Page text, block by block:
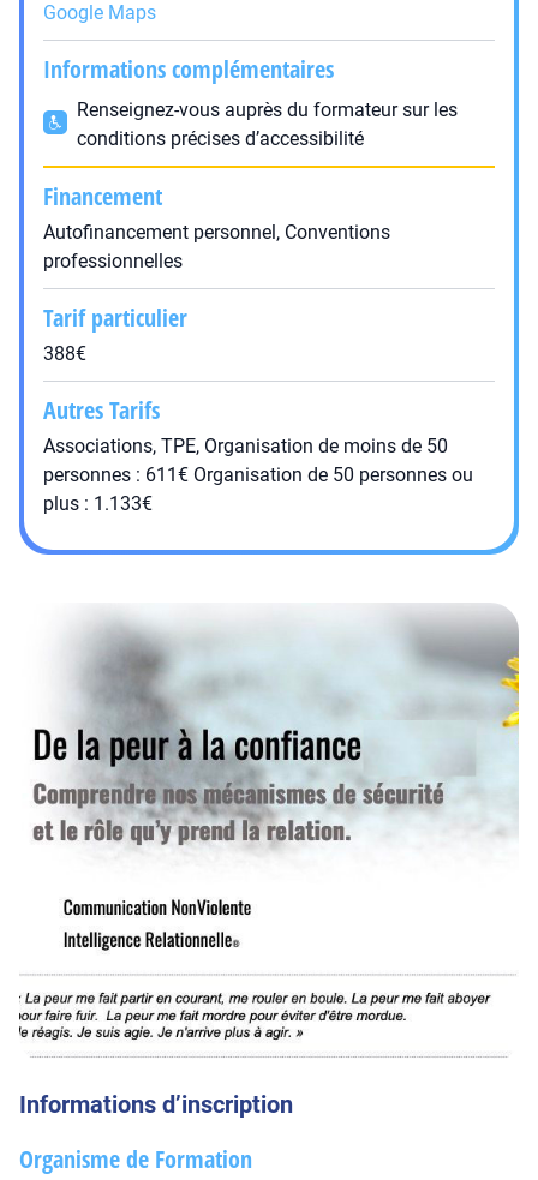
Google Maps
Informations complémentaires
Renseignez-vous auprès du formateur sur les
conditions précises d’accessibilité
Financement
Autofinancement personnel, Conventions
professionnelles
Tarif particulier
388€
Autres Tarifs
Associations, TPE, Organisation de moins de 50
personnes : 611€ Organisation de 50 personnes ou
plus : 1.133€
Informations d’inscription
Organisme de Formation